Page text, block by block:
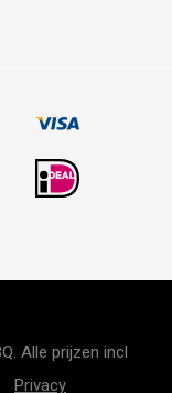
Alle prijzen incl
Privacy